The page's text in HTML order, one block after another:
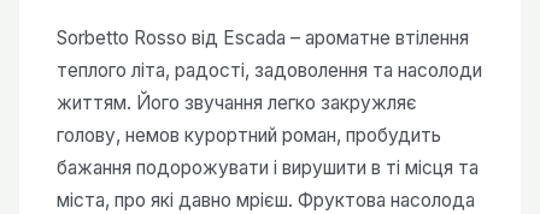
Sorbetto Rosso від Escada – ароматне втілення
теплого літа, радості, задоволення та насолоди
життям. Його звучання легко закружляє
голову, немов курортний роман, пробудить
бажання подорожувати і вирушити в ті місця та
міста, про які давно мрієш. Фруктова насолода